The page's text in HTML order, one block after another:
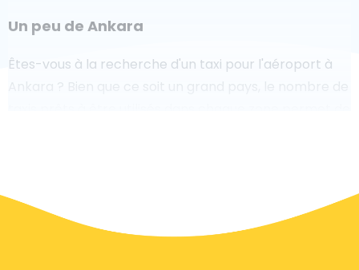
Un peu de Ankara
Êtes-vous à la recherche d'un taxi pour l'aéroport à
Ankara ? Bien que ce soit un grand pays, le nombre de
en ligne sur notre site Web, pour vous faire voyager
sans stress.